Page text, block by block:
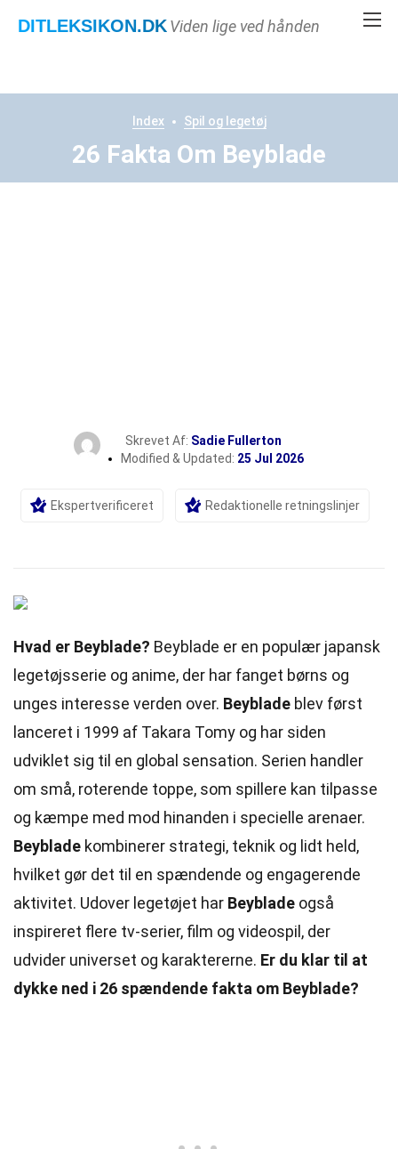
DITLEKSIKON.DKViden lige ved hånden
Index Spil og legetøj
26 Fakta Om Beyblade
Skrevet Af: Sadie Fullerton
Modified & Updated: 25 Jul 2026
Ekspertverificeret Redaktionelle retningslinjer
Hvad er Beyblade? Beyblade er en populær japansk
legetøjsserie og anime, der har fanget børns og
unges interesse verden over. Beyblade blev først
lanceret i 1999 af Takara Tomy og har siden
udviklet sig til en global sensation. Serien handler
om små, roterende toppe, som spillere kan tilpasse
og kæmpe med mod hinanden i specielle arenaer.
Beyblade kombinerer strategi, teknik og lidt held,
hvilket gør det til en spændende og engagerende
aktivitet. Udover legetøjet har Beyblade også
inspireret flere tv-serier, film og videospil, der
udvider universet og karaktererne. Er du klar til at
dykke ned i 26 spændende fakta om Beyblade?